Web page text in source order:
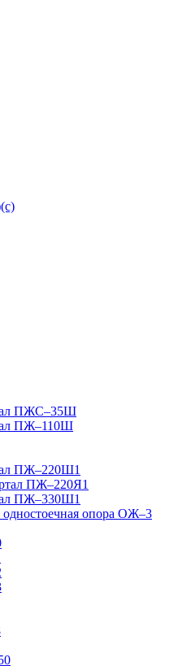
ПЖС–35Ш
ПЖ–110Ш
ПЖ–220Ш1
ПЖ–220Я1
ПЖ–330Ш1
опора ОЖ–3